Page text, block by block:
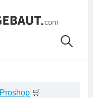
Proshop 🛒